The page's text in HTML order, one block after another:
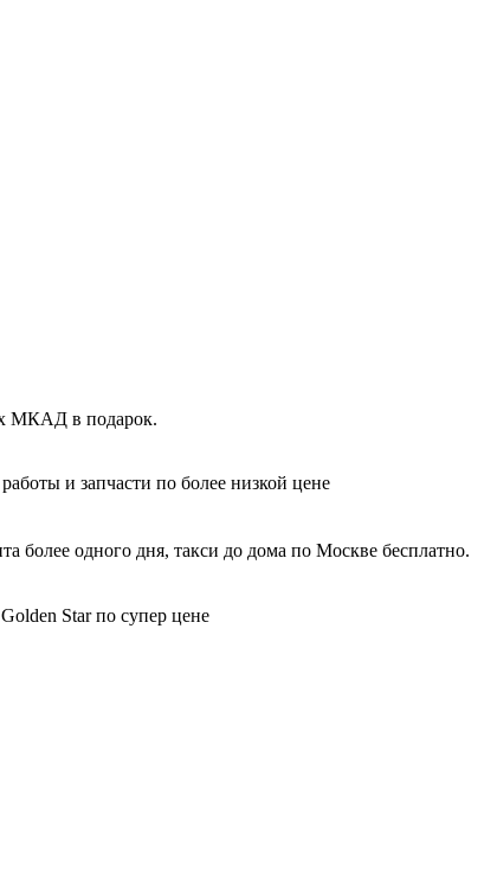
МКАД в подарок.
и запчасти по более низкой цене
более одного дня, такси до дома по Москве бесплатно.
Star по супер цене